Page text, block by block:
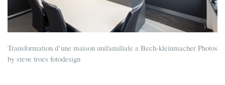
Transformation d’une maison unifamiliale a Bech-kleinmacher Photos
by steve troes fotodesign